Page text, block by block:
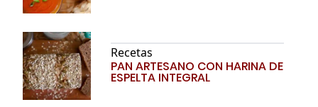
Recetas
PAN ARTESANO CON HARINA DE
ESPELTA INTEGRAL